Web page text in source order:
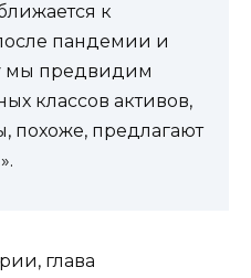
к
пандемии и
мы предвидим
классов активов,
похоже, предлагают
глава